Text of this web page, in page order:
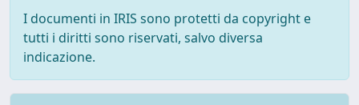
I documenti in IRIS sono protetti da copyright e
tutti i diritti sono riservati, salvo diversa
indicazione.